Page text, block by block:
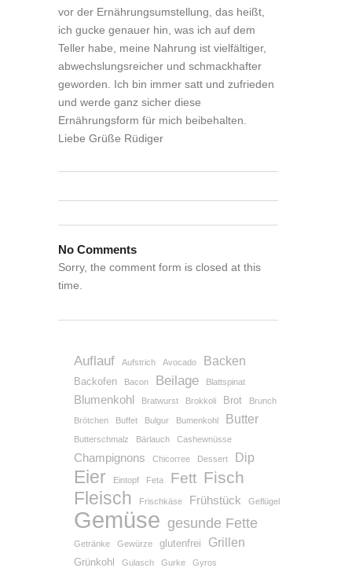
vor der Ernährungsumstellung, das heißt,
ich gucke genauer hin, was ich auf dem
Teller habe, meine Nahrung ist vielfältiger,
abwechslungsreicher und schmackhafter
geworden. Ich bin immer satt und zufrieden
und werde ganz sicher diese
Ernährungsform für mich beibehalten.
Liebe Grüße Rüdiger
No Comments
Sorry, the comment form is closed at this
time.
Auflauf Aufstrich Avocado Backen
Backofen Bacon Beilage Blattspinat
Blumenkohl Bratwurst Brokkoli Brot Brunch
Brötchen Buffet Bulgur Bumenkohl Butter
Butterschmalz Bärlauch Cashewnüsse
Champignons Chicorree Dessert Dip
Eier Eintopf Feta Fett Fisch
Fleisch Frischkäse Frühstück Geflügel
Gemüse gesunde Fette
Getränke Gewürze glutenfrei Grillen
Grünkohl Gulasch Gurke Gyros